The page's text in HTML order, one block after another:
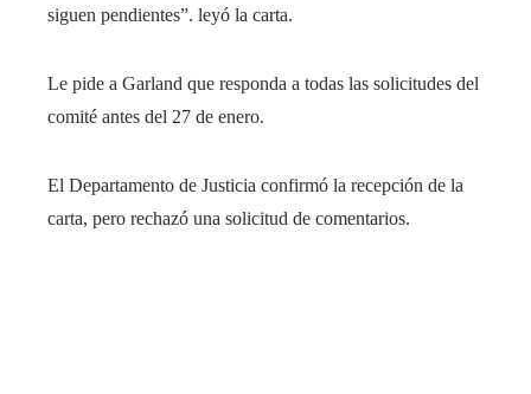
siguen pendientes”. leyó la carta.
Le pide a Garland que responda a todas las solicitudes del
comité antes del 27 de enero.
El Departamento de Justicia confirmó la recepción de la
carta, pero rechazó una solicitud de comentarios.